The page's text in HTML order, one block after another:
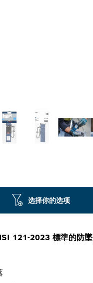
121-2023 標準的防
选择你的选项